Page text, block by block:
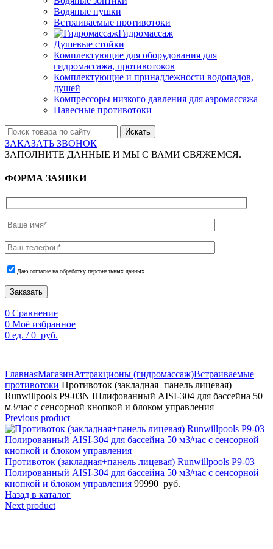
Водяные пушки
Встраиваемые противотоки
Гидромассаж
Душевые стойки
Комплектующие для оборудования для
гидромассажа, противотоков
Комплектующие и принадлежности водопадов,
душей
Компрессоры низкого давления для аэромассажа
Навесные противотоки
Искать
ЗАКАЗАТЬ ЗВОНОК
ЗАПОЛНИТЕ ДАННЫЕ И МЫ С ВАМИ СВЯЖЕМСЯ.
ФОРМА ЗАЯВКИ
Даю согласие на обработку персональных данных.
Заказать
0 Сравнение
0 Моё избранное
0 ед. / 0 руб.
ГлавнаяМагазинАттракционы (гидромассаж)Встраиваемые
противотоки Противоток (закладная+панель лицевая)
Runwillpools Р9-03N Шлифованный AISI-304 для бассейна 50
м3/час с сенсорной кнопкой и блоком управления
Previous product
Противоток (закладная+панель лицевая) Runwillpools Р9-03
Полированный AISI-304 для бассейна 50 м3/час с сенсорной
кнопкой и блоком управления 99990 руб.
Назад в каталог
Next product